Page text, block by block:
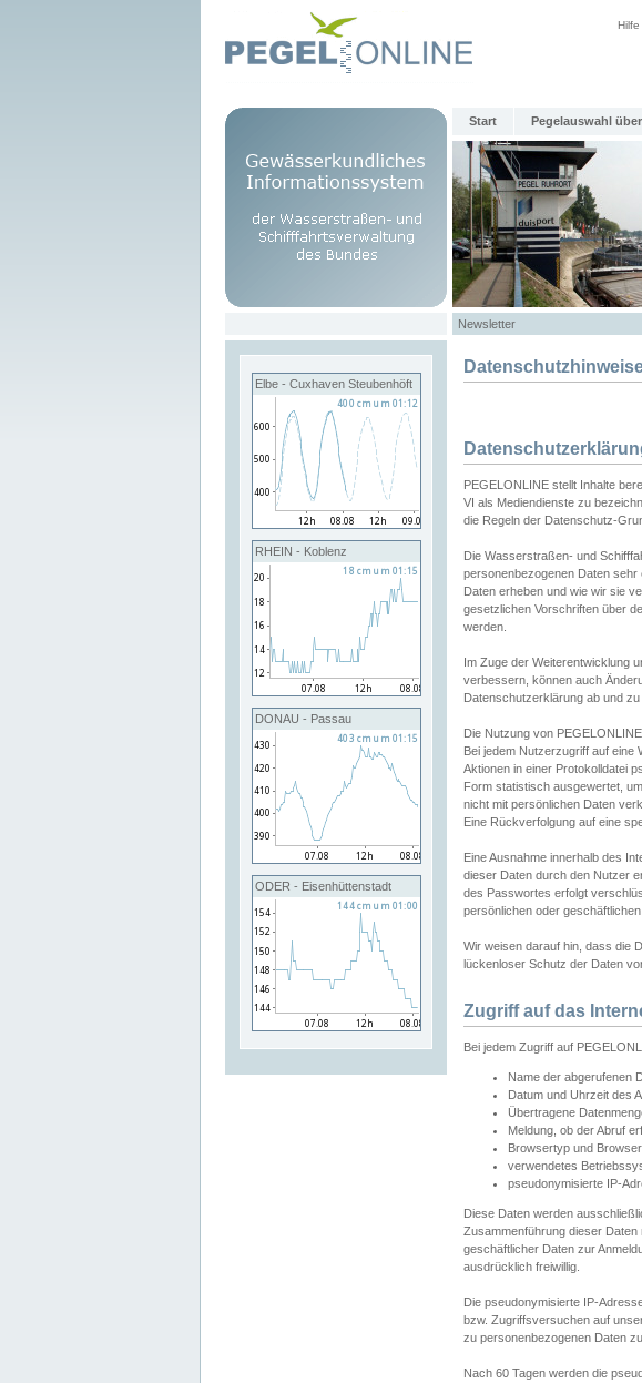
Hilfe
Start Pegelauswahl
Newsletter
Elbe - Cuxhaven Steubenhöft
RHEIN - Koblenz
DONAU - Passau
ODER - Eisenhüttenstadt
PEGELONLINE stellt Inhalte
VI als Mediendienste zu
die Regeln der Datenschutz-
Die Wasserstraßen- und
personenbezogenen Daten
Daten erheben und wie wir sie
gesetzlichen Vorschriften über
werden.
Im Zuge der Weiterentwicklung
verbessern, können auch
Datenschutzerklärung ab und
Die Nutzung von
Bei jedem Nutzerzugriff auf
Aktionen in einer Protokolldatei
Form statistisch ausgewertet,
nicht mit persönlichen Daten
Eine Rückverfolgung auf eine
Eine Ausnahme innerhalb des
dieser Daten durch den Nutzer
des Passwortes erfolgt
persönlichen oder
Wir weisen darauf hin, dass die
lückenloser Schutz der Daten
Zugriff auf das
Bei jedem Zugriff auf
Name der abgerufenen
Datum und Uhrzeit des
Übertragene
Meldung, ob der Abruf
Browsertyp und
verwendetes
pseudonymisierte IP-
Diese Daten werden
Zusammenführung dieser Daten
geschäftlicher Daten zur
ausdrücklich freiwillig.
Die pseudonymisierte IP-
bzw. Zugriffsversuchen auf
zu personenbezogenen Daten
Nach 60 Tagen werden die